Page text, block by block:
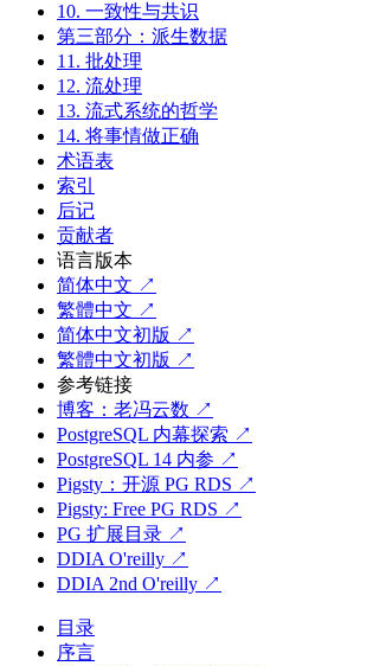
10. 一致性与共识
第三部分：派生数据
11. 批处理
12. 流处理
13. 流式系统的哲学
14. 将事情做正确
术语表
索引
后记
贡献者
语言版本
简体中文 ↗
繁體中文 ↗
简体中文初版 ↗
繁體中文初版 ↗
参考链接
博客：老冯云数 ↗
PostgreSQL 内幕探索 ↗
PostgreSQL 14 内参 ↗
Pigsty：开源 PG RDS ↗
Pigsty: Free PG RDS ↗
PG 扩展目录 ↗
DDIA O'reilly ↗
DDIA 2nd O'reilly ↗
目录
序言